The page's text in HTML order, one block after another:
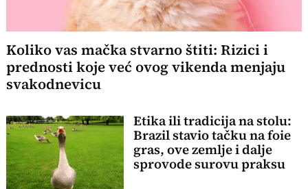
Koliko vas mačka stvarno štiti: Rizici i
prednosti koje već ovog vikenda menjaju
svakodnevicu
Etika ili tradicija na stolu:
Brazil stavio tačku na foie
gras, ove zemlje i dalje
sprovode surovu praksu